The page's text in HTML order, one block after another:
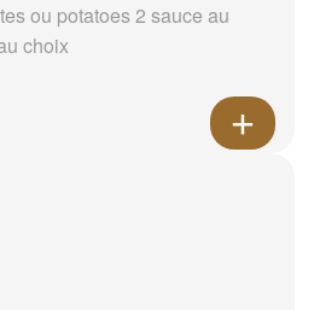
ou potatoes 2 sauce au
choix